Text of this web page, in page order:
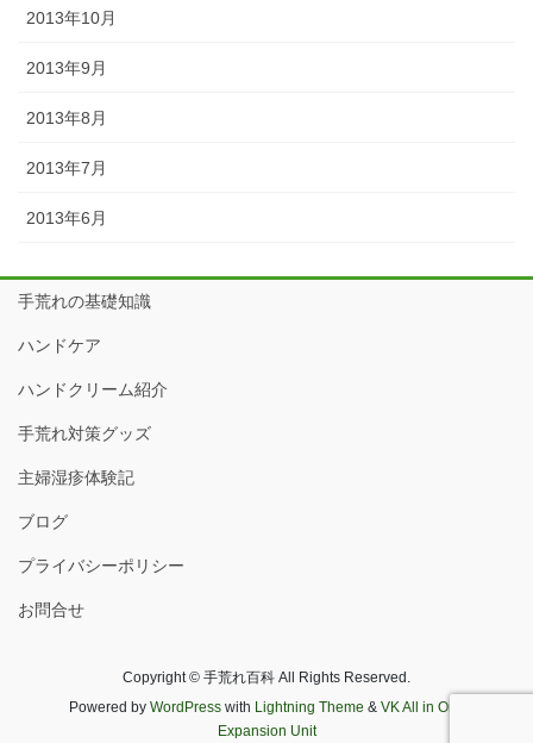
2013年10月
2013年9月
2013年8月
2013年7月
2013年6月
手荒れの基礎知識
ハンドケア
ハンドクリーム紹介
手荒れ対策グッズ
主婦湿疹体験記
ブログ
プライバシーポリシー
お問合せ
Copyright © 手荒れ百科 All Rights Reserved.
Powered by WordPresswith Lightning Theme & VK All in One
Expansion Unit